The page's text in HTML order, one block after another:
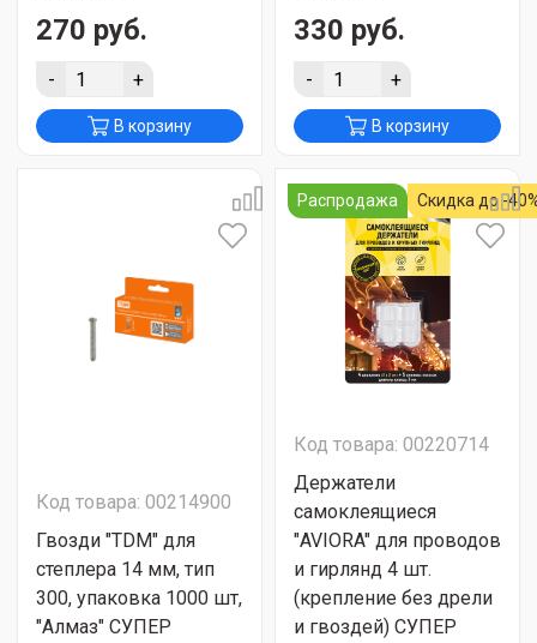
270 руб.
- +
В корзину
330 руб.
- +
В корзину
Код товара: 00214900
Гвозди "TDM" для
степлера 14 мм, тип
300, упаковка 1000 шт,
"Алмаз" СУПЕР
Распродажа Скидка до -
Код товара: 00220714
Держатели
самоклеящиеся
"AVIORA" для проводов
и гирлянд 4 шт.
(крепление без дрели
и гвоздей) СУПЕР